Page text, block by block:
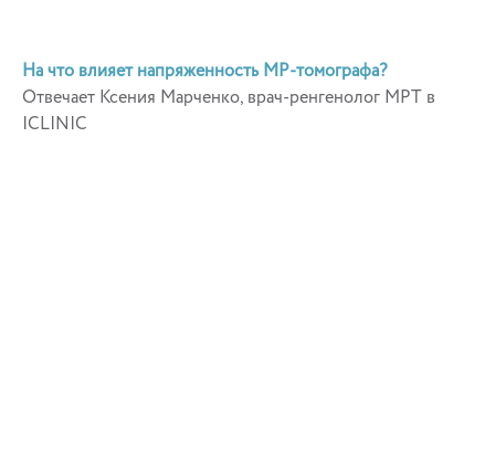
На что влияет напряженность МР-томографа?
Отвечает Ксения Марченко, врач-ренгенолог МРТ в
ICLINIC